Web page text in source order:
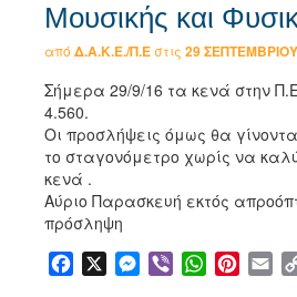
Μουσικής και
από Δ.Α.Κ.Ε./Π.Εστις 29
Σήμερα 29/9/16 τα κενά στην
4.560.
Οι προσλήψεις όμως θα
το σταγονόμετρο χωρίς να
κενά .
Αύριο Παρασκευή εκτός
πρόσληψη
Facebook Messenger
Viber WhatsApp